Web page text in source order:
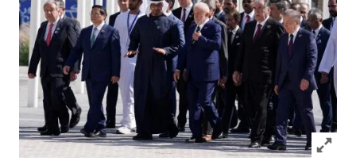
Click to